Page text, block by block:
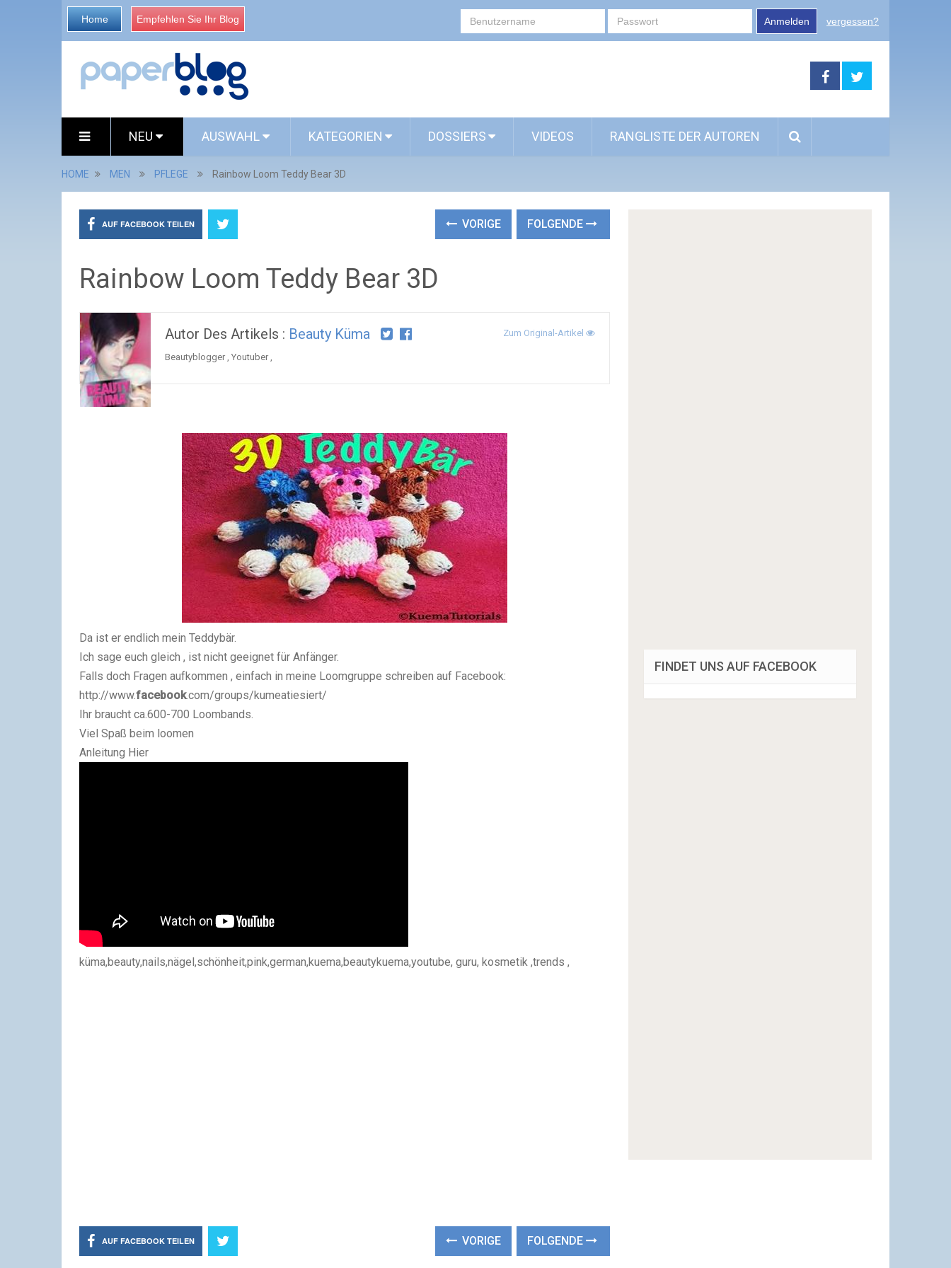
Home Empfehlen Sie Ihr Blog Anmelden vergessen?
NEU AUSWAHL KATEGORIEN DOSSIERS VIDEOS RANGLISTE DER AUTOREN
HOME MEN PFLEGE Rainbow Loom Teddy Bear 3D
AUF FACEBOOK TEILEN VORIGE FOLGENDE
Rainbow Loom Teddy Bear 3D
Autor Des Artikels : Beauty Küma Zum Original-Artikel
Beautyblogger , Youtuber ,
Da ist er endlich mein Teddybär.
Ich sage euch gleich , ist nicht geeignet für Anfänger.
Falls doch Fragen aufkommen , einfach in meine Loomgruppe schreiben auf Facebook:
http://www.facebook.com/groups/kumeatiesiert/
Ihr braucht ca.600-700 Loombands.
Viel Spaß beim loomen
Anleitung Hier
küma,beauty,nails,nägel,schönheit,pink,german,kuema,beautykuema,youtube, guru, kosmetik ,trends ,
AUF FACEBOOK TEILEN VORIGE FOLGENDE
FINDET UNS AUF FACEBOOK